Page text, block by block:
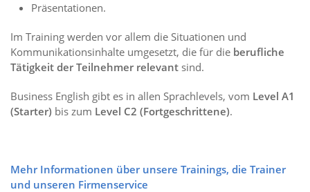
Präsentationen.
Im Training werden vor allem die Situationen und
Kommunikationsinhalte umgesetzt, die für die berufliche
Tätigkeit der Teilnehmer relevant sind.
Business English gibt es in allen Sprachlevels, vom Level A1
(Starter) bis zum Level C2 (Fortgeschrittene).
Mehr Informationen über unsere Trainings, die Trainer
und unseren Firmenservice